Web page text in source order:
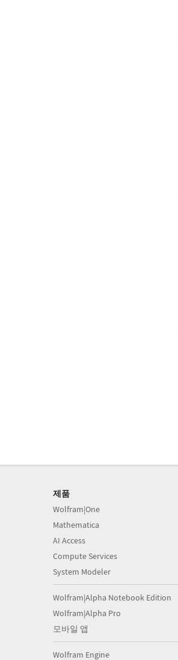
제품
Wolfram|One
Mathematica
AI Access
Compute Services
System Modeler
Wolfram|Alpha Notebook Edition
Wolfram|Alpha Pro
모바일 앱
Wolfram Engine